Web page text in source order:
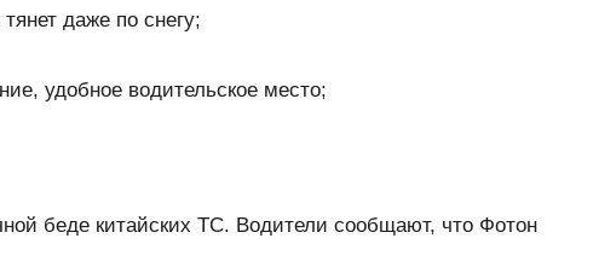
даже по снегу;
удобное водительское место;
беде китайских ТС. Водители сообщают, что Фотон